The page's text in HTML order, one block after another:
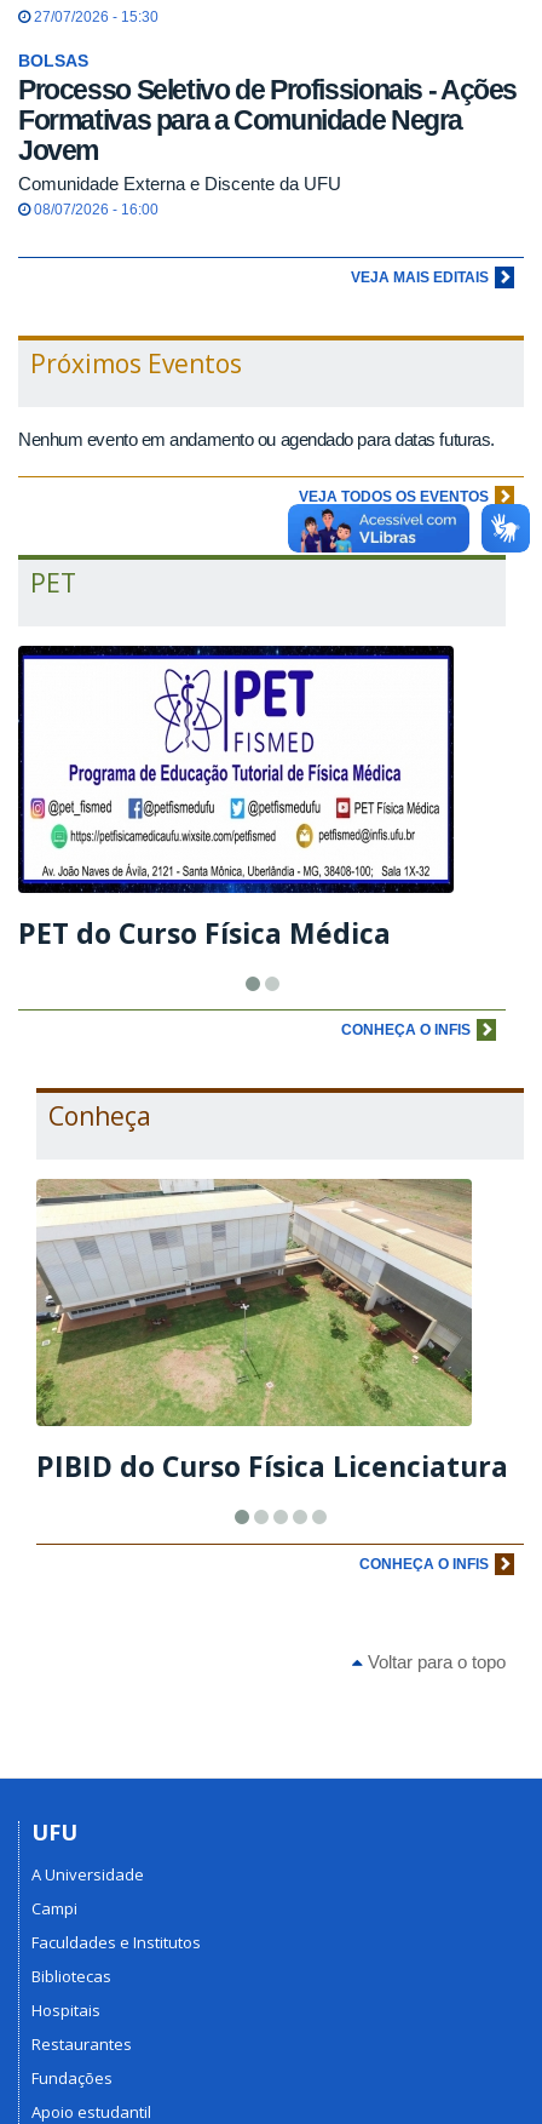
27/07/2026 - 15:30
BOLSAS
Processo Seletivo de Profissionais - Ações
Formativas para a Comunidade Negra
Jovem
Comunidade Externa e Discente da UFU
08/07/2026 - 16:00
VEJA MAIS EDITAIS
Próximos Eventos
Nenhum evento em andamento ou agendado para datas futuras.
VEJA TODOS OS EVENTOS
PET
PET do Curso Física Médica
CONHEÇA O INFIS
Conheça
PIBID do Curso Física Licenciatura
CONHEÇA O INFIS
Voltar para o topo
UFU
A Universidade
Campi
Faculdades e Institutos
Bibliotecas
Hospitais
Restaurantes
Fundações
Apoio estudantil